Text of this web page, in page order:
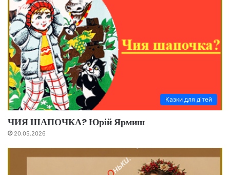
Казки для дітей
ЧИЯ ШАПОЧКА? Юрій Ярмиш
20.05.2026